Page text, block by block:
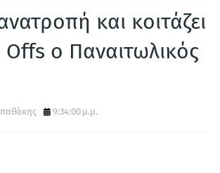
και κοιτάζει
ο Παναιτωλικός
9:34:00 μ.μ.